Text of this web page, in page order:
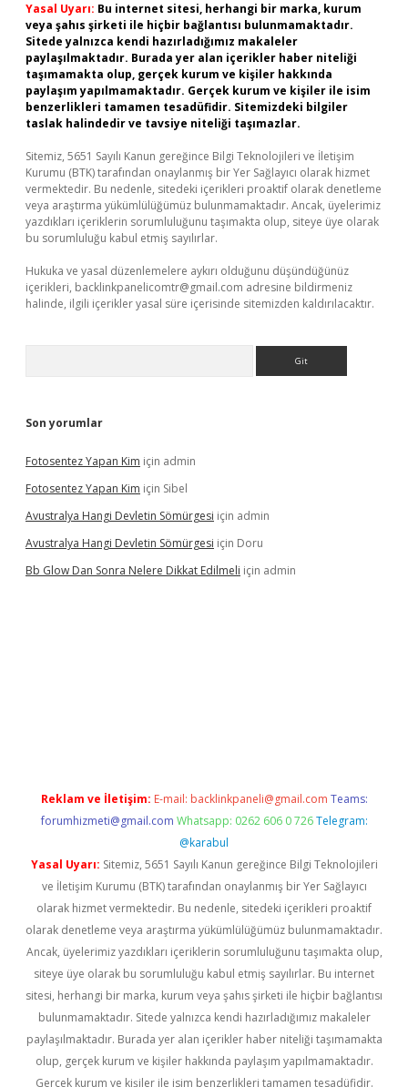
Yasal Uyarı: Bu internet sitesi, herhangi bir marka, kurum
veya şahıs şirketi ile hiçbir bağlantısı bulunmamaktadır.
Sitede yalnızca kendi hazırladığımız makaleler
paylaşılmaktadır. Burada yer alan içerikler haber niteliği
taşımamakta olup, gerçek kurum ve kişiler hakkında
paylaşım yapılmamaktadır. Gerçek kurum ve kişiler ile isim
benzerlikleri tamamen tesadüfidir. Sitemizdeki bilgiler
taslak halindedir ve tavsiye niteliği taşımazlar.
Sitemiz, 5651 Sayılı Kanun gereğince Bilgi Teknolojileri ve İletişim
Kurumu (BTK) tarafından onaylanmış bir Yer Sağlayıcı olarak hizmet
vermektedir. Bu nedenle, sitedeki içerikleri proaktif olarak denetleme
veya araştırma yükümlülüğümüz bulunmamaktadır. Ancak, üyelerimiz
yazdıkları içeriklerin sorumluluğunu taşımakta olup, siteye üye olarak
bu sorumluluğu kabul etmiş sayılırlar.
Hukuka ve yasal düzenlemelere aykırı olduğunu düşündüğünüz
içerikleri, backlinkpanelicomtr@gmail.com adresine bildirmeniz
halinde, ilgili içerikler yasal süre içerisinde sitemizden kaldırılacaktır.
Son yorumlar
Fotosentez Yapan Kim için admin
Fotosentez Yapan Kim için Sibel
Avustralya Hangi Devletin Sömürgesi için admin
Avustralya Hangi Devletin Sömürgesi için Doru
Bb Glow Dan Sonra Nelere Dikkat Edilmeli için admin
Reklam ve İletişim: E-mail: backlinkpaneli@gmail.com Teams:
forumhizmeti@gmail.com Whatsapp: 0262 606 0 726 Telegram:
@karabul
Yasal Uyarı: Sitemiz, 5651 Sayılı Kanun gereğince Bilgi Teknolojileri
ve İletişim Kurumu (BTK) tarafından onaylanmış bir Yer Sağlayıcı
olarak hizmet vermektedir. Bu nedenle, sitedeki içerikleri proaktif
olarak denetleme veya araştırma yükümlülüğümüz bulunmamaktadır.
Ancak, üyelerimiz yazdıkları içeriklerin sorumluluğunu taşımakta olup,
siteye üye olarak bu sorumluluğu kabul etmiş sayılırlar. Bu internet
sitesi, herhangi bir marka, kurum veya şahıs şirketi ile hiçbir bağlantısı
bulunmamaktadır. Sitede yalnızca kendi hazırladığımız makaleler
paylaşılmaktadır. Burada yer alan içerikler haber niteliği taşımamakta
olup, gerçek kurum ve kişiler hakkında paylaşım yapılmamaktadır.
Gerçek kurum ve kişiler ile isim benzerlikleri tamamen tesadüfidir.